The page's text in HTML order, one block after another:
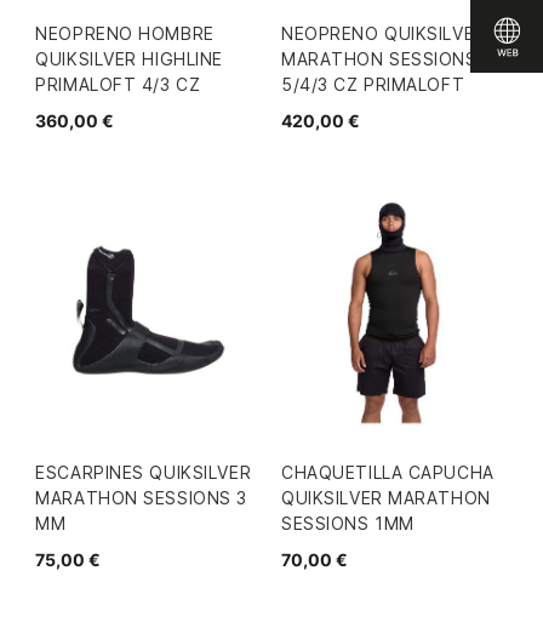
NEOPRENO HOMBRE
QUIKSILVER HIGHLINE
PRIMALOFT 4/3 CZ
360,00 €
NEOPRENO QUIKSILVER
MARATHON SESSIONS
5/4/3 CZ PRIMALOFT
420,00 €
ESCARPINES QUIKSILVER
MARATHON SESSIONS 3
MM
75,00 €
CHAQUETILLA CAPUCHA
QUIKSILVER MARATHON
SESSIONS 1MM
70,00 €